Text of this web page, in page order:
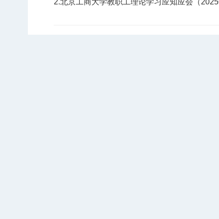
2.北京工商大学教职工理论学习应知应会（2025